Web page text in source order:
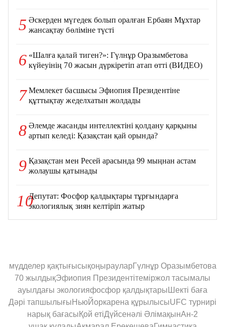
5 Әскерден мүгедек болып оралған Ербаян Мұхтар
жансақтау бөліміне түсті
6 «Шалға қалай тиген?»: Гүлнұр Оразымбетова
күйеуінің 70 жасын дүркіретіп атап өтті (ВИДЕО)
7Мемлекет басшысы Эфиопия Президентіне
құттықтау жеделхатын жолдады
8 Әлемде жасанды интеллектіні қолдану қарқыны
артып келеді: Қазақстан қай орында?
9 Қазақстан мен Ресей арасында 99 мыңнан астам
жолаушы қатынады
10Депутат: Фосфор қалдықтары тұрғындарға
экологиялық зиян келтіріп жатыр
мүдделер қақтығысықоңырауларГүлнұр Оразымбетова
70 жылдықЭфиопия Президентітеміржол тасымалы
ауылдағы экологияфосфор қалдықтары Шекті баға
Дәрі тапшылығы НьюЙоркарена құрылысыUFC турнирі
нарық бағасы Қой етіДүйсенәлі ӘлімақынАн-2